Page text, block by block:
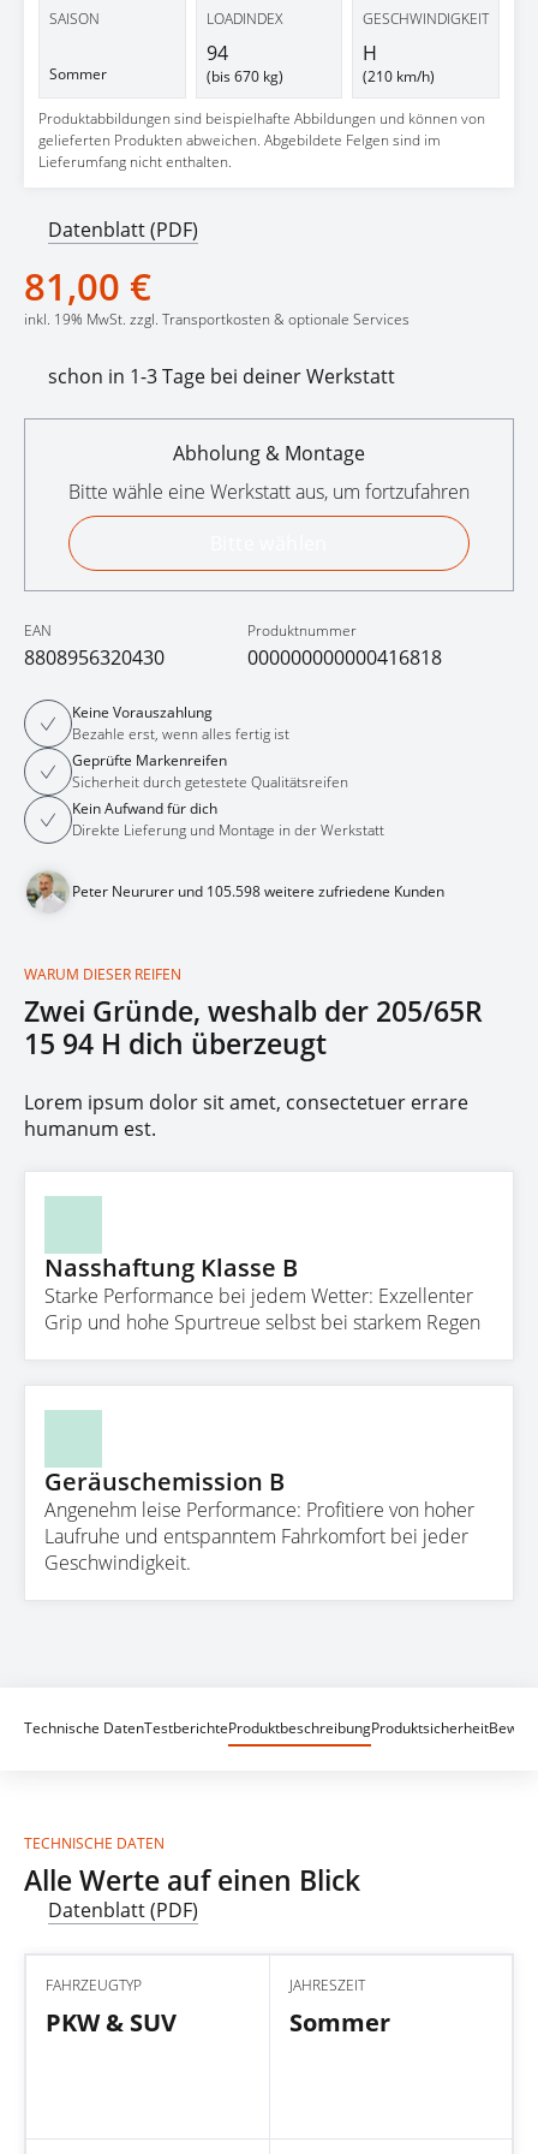
SAISON
Sommer
LOADINDEX
94
(bis 670 kg)
GESCHWINDIGKEIT
H
(210 km/h)
Produktabbildungen sind beispielhafte Abbildungen und können von
gelieferten Produkten abweichen. Abgebildete Felgen sind im
Lieferumfang nicht enthalten.
Datenblatt (PDF)
81,00 €
inkl. 19% MwSt. zzgl. Transportkosten & optionale Services
schon in 1-3 Tage bei deiner Werkstatt
Abholung & Montage
Bitte wähle eine Werkstatt aus, um fortzufahren
EAN
8808956320430
Produktnummer
000000000000416818
Keine Vorauszahlung
Bezahle erst, wenn alles fertig ist
Geprüfte Markenreifen
Sicherheit durch getestete Qualitätsreifen
Kein Aufwand für dich
Direkte Lieferung und Montage in der Werkstatt
Peter Neururer und 105.598 weitere zufriedene Kunden
WARUM DIESER REIFEN
Zwei Gründe, weshalb der 205/65R
15 94 H dich überzeugt
Lorem ipsum dolor sit amet, consectetuer errare
humanum est.
Nasshaftung Klasse B
Starke Performance bei jedem Wetter: Exzellenter
Grip und hohe Spurtreue selbst bei starkem Regen
Geräuschemission B
Angenehm leise Performance: Profitiere von hoher
Laufruhe und entspanntem Fahrkomfort bei jeder
Geschwindigkeit.
Technische DatenTestberichteProduktbeschreibungProduktsicherheit
TECHNISCHE DATEN
Alle Werte auf einen Blick
Datenblatt (PDF)
FAHRZEUGTYP
PKW & SUV
JAHRESZEIT
Sommer